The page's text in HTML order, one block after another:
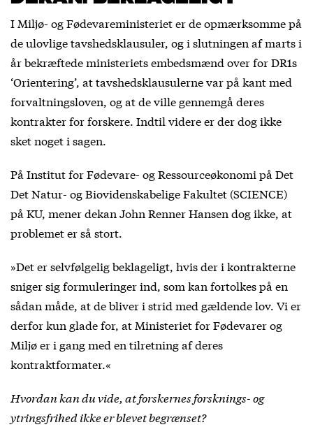
I Miljø- og Fødevareministeriet er de opmærksomme på
de ulovlige tavshedsklausuler, og i slutningen af marts i
år bekræftede ministeriets embedsmænd over for DR1s
‘Orientering’, at tavshedsklausulerne var på kant med
forvaltningsloven, og at de ville gennemgå deres
kontrakter for forskere. Indtil videre er der dog ikke
sket noget i sagen.
På Institut for Fødevare- og Ressourceøkonomi på Det
Det Natur- og Biovidenskabelige Fakultet (SCIENCE)
på KU, mener dekan John Renner Hansen dog ikke, at
problemet er så stort.
»Det er selvfølgelig beklageligt, hvis der i kontrakterne
sniger sig formuleringer ind, som kan fortolkes på en
sådan måde, at de bliver i strid med gældende lov. Vi er
derfor kun glade for, at Ministeriet for Fødevarer og
Miljø er i gang med en tilretning af deres
kontraktformater.«
Hvordan kan du vide, at forskernes forsknings- og
ytringsfrihed ikke er blevet begrænset?